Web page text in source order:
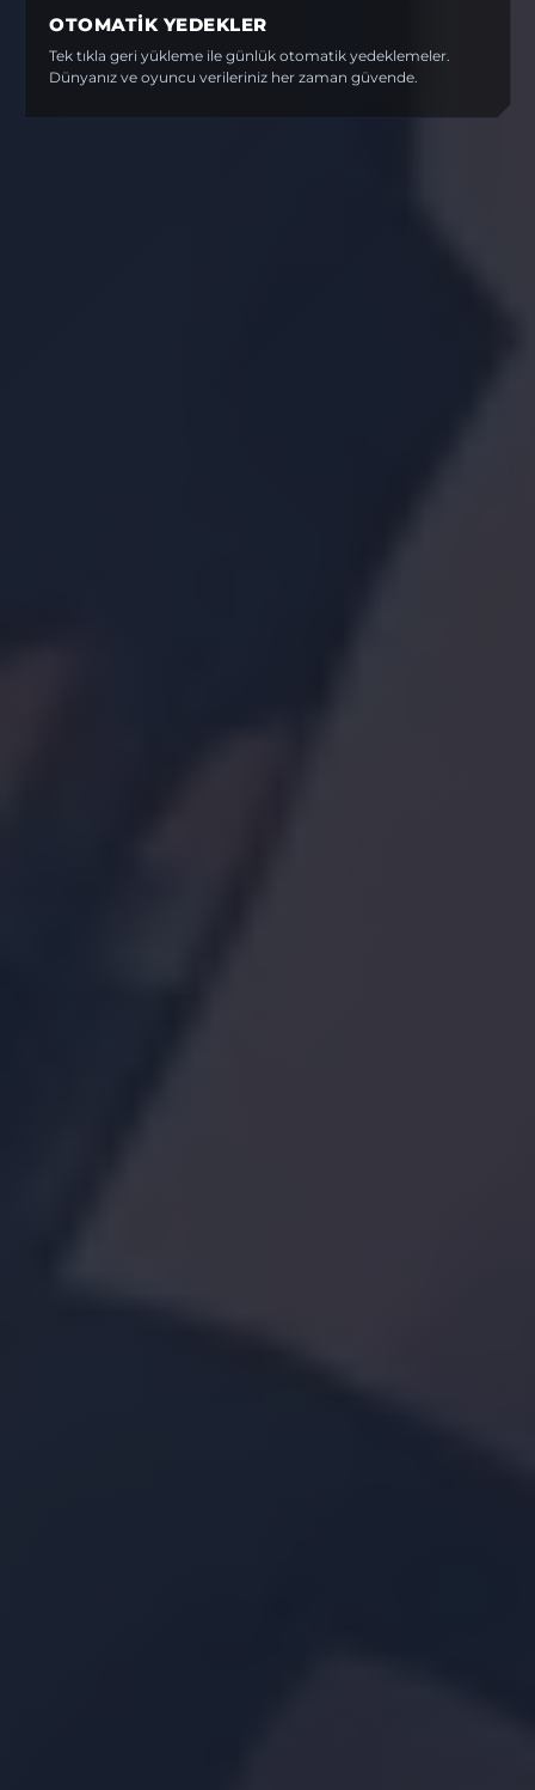
OTOMATIK YEDEKLER
Tek tıkla geri yükleme ile günlük otomatik yedeklemeler.
Dünyanız ve oyuncu verileriniz her zaman güvende.